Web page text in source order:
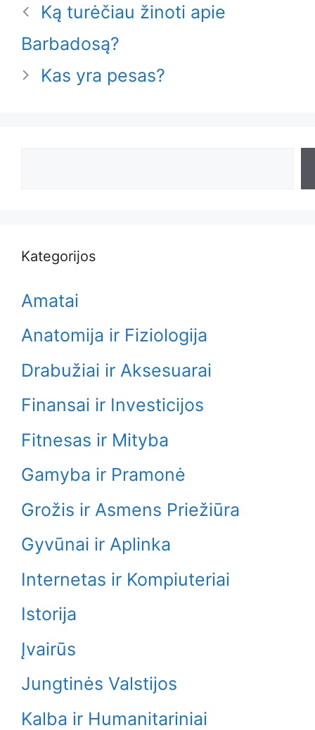
Ką turėčiau žinoti apie
Barbadosą?
Kas yra pesas?
Kategorijos
Amatai
Anatomija ir Fiziologija
Drabužiai ir Aksesuarai
Finansai ir Investicijos
Fitnesas ir Mityba
Gamyba ir Pramonė
Grožis ir Asmens Priežiūra
Gyvūnai ir Aplinka
Internetas ir Kompiuteriai
Istorija
Įvairūs
Jungtinės Valstijos
Kalba ir Humanitariniai